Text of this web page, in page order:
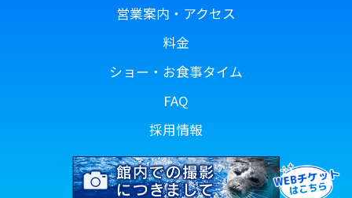
営業案内・アクセス
料金
ショー・お食事タイム
FAQ
採用情報